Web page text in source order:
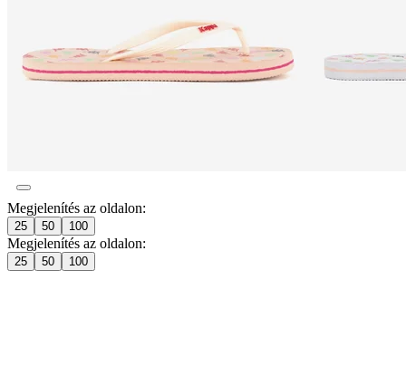
Megjelenítés az oldalon:
25 50 100
Megjelenítés az oldalon:
25 50 100